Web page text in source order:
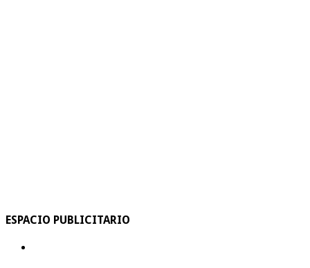
ESPACIO PUBLICITARIO